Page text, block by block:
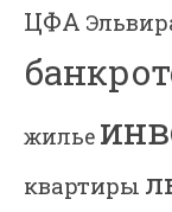
ЦФА
жилье
квартиры